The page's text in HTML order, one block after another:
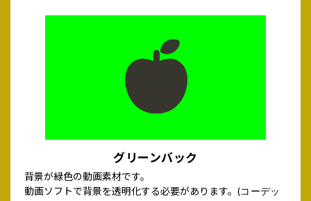
グリーンバック
背景が緑色の動画素材です。
動画ソフトで背景を透明化する必要があります。 (コーデッ